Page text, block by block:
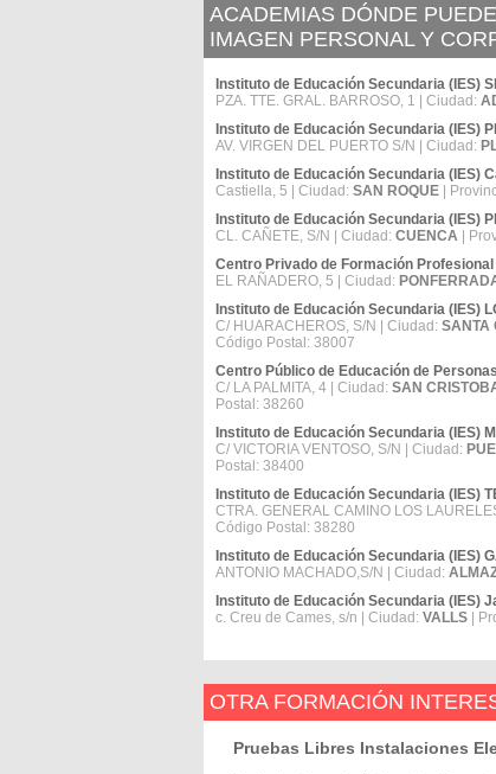
ACADEMIAS DÓNDE
IMAGEN PERSONAL Y
Instituto de Educación Secundaria (IES)
PZA. TTE. GRAL. BARROSO, 1 | Ciudad:
Instituto de Educación Secundaria (IES)
AV. VIRGEN DEL PUERTO S/N | Ciudad:
Instituto de Educación Secundaria (IES)
Castiella, 5 | Ciudad: SAN ROQUE |
Instituto de Educación Secundaria (IES)
CL. CAÑETE, S/N | Ciudad: CUENCA |
Centro Privado de Formación
EL RAÑADERO, 5 | Ciudad:
Instituto de Educación Secundaria (IES)
C/ HUARACHEROS, S/N | Ciudad: SANTA
Código Postal: 38007
Centro Público de Educación de
C/ LA PALMITA, 4 | Ciudad: SAN
Postal: 38260
Instituto de Educación Secundaria (IES)
C/ VICTORIA VENTOSO, S/N | Ciudad:
Postal: 38400
Instituto de Educación Secundaria (IES)
CTRA. GENERAL CAMINO LOS
Código Postal: 38280
Instituto de Educación Secundaria (IES)
ANTONIO MACHADO,S/N | Ciudad:
Instituto de Educación Secundaria (IES)
c. Creu de Cames, s/n | Ciudad: VALLS |
OTRA FORMACIÓN
Pruebas Libres Instalaciones